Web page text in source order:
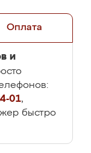
Оплата
и
01,
быстро